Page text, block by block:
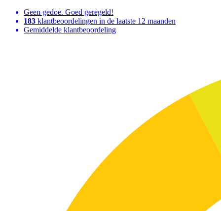
Geen gedoe. Goed geregeld!
183 klantbeoordelingen in de laatste 12 maanden
Gemiddelde klantbeoordeling